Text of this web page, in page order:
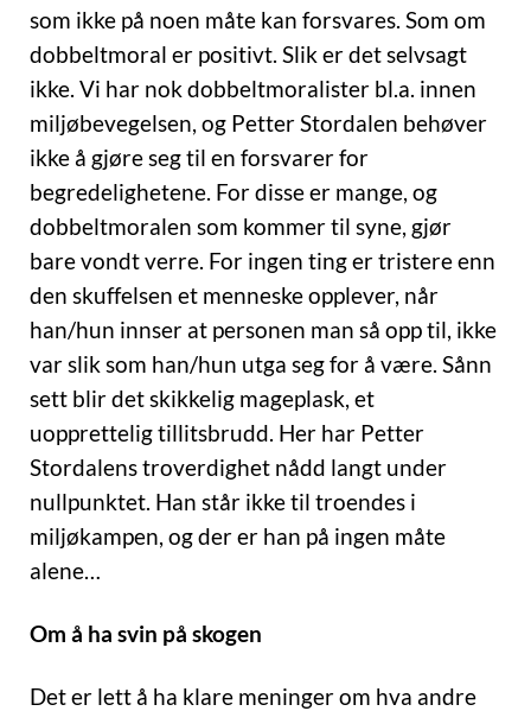
som ikke på noen måte kan forsvares. Som om
dobbeltmoral er positivt. Slik er det selvsagt
ikke. Vi har nok dobbeltmoralister bl.a. innen
miljøbevegelsen, og Petter Stordalen behøver
ikke å gjøre seg til en forsvarer for
begredelighetene. For disse er mange, og
dobbeltmoralen som kommer til syne, gjør
bare vondt verre. For ingen ting er tristere enn
den skuffelsen et menneske opplever, når
han/hun innser at personen man så opp til, ikke
var slik som han/hun utga seg for å være. Sånn
sett blir det skikkelig mageplask, et
uopprettelig tillitsbrudd. Her har Petter
Stordalens troverdighet nådd langt under
nullpunktet. Han står ikke til troendes i
miljøkampen, og der er han på ingen måte
alene…
Om å ha svin på skogen
Det er lett å ha klare meninger om hva andre